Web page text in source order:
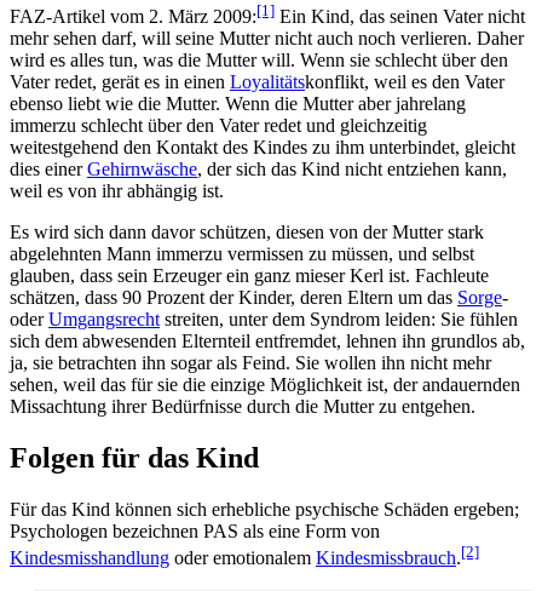
FAZ-Artikel vom 2. März 2009:[1] Ein Kind, das seinen Vater nicht
mehr sehen darf, will seine Mutter nicht auch noch verlieren. Daher
wird es alles tun, was die Mutter will. Wenn sie schlecht über den
Vater redet, gerät es in einen Loyalitäts­konflikt, weil es den Vater
ebenso liebt wie die Mutter. Wenn die Mutter aber jahrelang
immerzu schlecht über den Vater redet und gleichzeitig
weitestgehend den Kontakt des Kindes zu ihm unterbindet, gleicht
dies einerGehirnwäsche, der sich das Kind nicht entziehen kann,
weil es von ihr abhängig ist.
Es wird sich dann davor schützen, diesen von der Mutter stark
abgelehnten Mann immerzu vermissen zu müssen, und selbst
glauben, dass sein Erzeuger ein ganz mieser Kerl ist. Fachleute
schätzen, dass 90 Prozent der Kinder, deren Eltern um das Sorge-
oderUmgangsrechtstreiten, unter dem Syndrom leiden: Sie fühlen
sich dem abwesenden Elternteil entfremdet, lehnen ihn grundlos ab,
ja, sie betrachten ihn sogar als Feind. Sie wollen ihn nicht mehr
sehen, weil das für sie die einzige Möglichkeit ist, der andauernden
Missachtung ihrer Bedürfnisse durch die Mutter zu entgehen.
Folgen für das Kind
Für das Kind können sich erhebliche psychische Schäden ergeben;
Psychologen bezeichnen PAS als eine Form von
Kindesmisshandlung oder emotionalem Kindesmissbrauch.[2]